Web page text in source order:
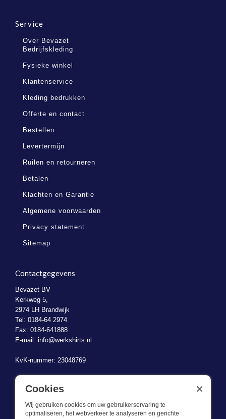
Service
Over Bevazet
Bedrijfskleding
Fysieke winkel
Klantenservice
Kleding bedrukken
Offerte en contact
Bestellen
Levertermijn
Ruilen en retourneren
Betalen
Klachten en Garantie
Algemene voorwaarden
Privacy statement
Sitemap
Contactgegevens
Bevazet BV
Kerkweg 5,
2974 LH Brandwijk
Tel: 0184-64 2974
Fax: 0184-641888
E-mail: info@werkshirts.nl
KvK-nummer: 23048769
BTW-identificatienummer: NL823470787B01
Cookies
Wij gebruiken cookies om uw gebruikerservaring te
optimaliseren, het webverkeer te analyseren en gerichte
×